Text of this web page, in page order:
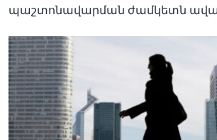
պաշտոնավարման ժամկետն